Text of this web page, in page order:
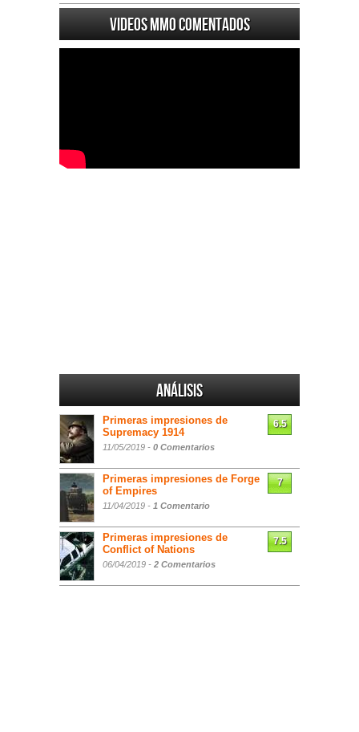
Videos MMO Comentados
Análisis
Primeras impresiones de
Supremacy 1914
11/05/2019 - 0 Comentarios
6.5
Primeras impresiones de Forge
of Empires
11/04/2019 - 1 Comentario
7
Primeras impresiones de
Conflict of Nations
06/04/2019 - 2 Comentarios
7.5